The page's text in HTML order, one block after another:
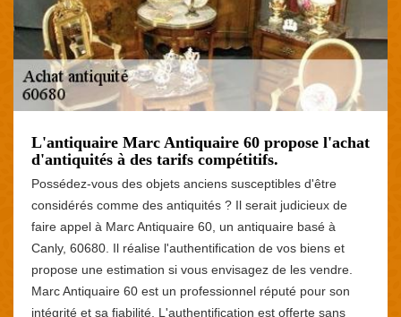
L'antiquaire Marc Antiquaire 60 propose l'achat
d'antiquités à des tarifs compétitifs.
Possédez-vous des objets anciens susceptibles d'être
considérés comme des antiquités ? Il serait judicieux de
faire appel à Marc Antiquaire 60, un antiquaire basé à
Canly, 60680. Il réalise l'authentification de vos biens et
propose une estimation si vous envisagez de les vendre.
Marc Antiquaire 60 est un professionnel réputé pour son
intégrité et sa fiabilité. L'authentification est offerte sans